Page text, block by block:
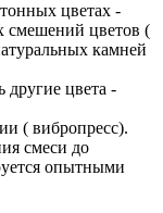
цветах -
смешений цветов (
камней
цвета -
( вибропресс).
смеси до
опытными